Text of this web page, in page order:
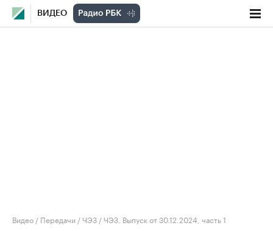
ВИДЕО
Видео / Передачи /ЧЭЗ /ЧЭЗ. Выпуск от 30.12.2024, часть 1